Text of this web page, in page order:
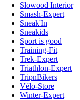
Slowood Interior
Smash-Expert
Sneak'In
Sneakids
Sport is good
Training-Fit
Trek-Expert
Triathlon-Expert
TripnBikers
Vélo-Store
Winter-Expert